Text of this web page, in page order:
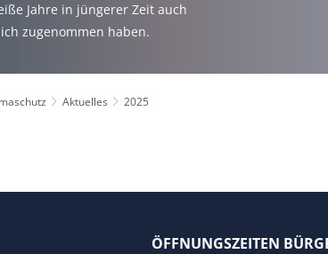
Jahre in jüngerer Zeit auch
zugenommen haben.
Aktuelles 2025
ÖFFNUNGSZEITEN